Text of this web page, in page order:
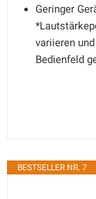
Geringer
variieren
Bedienfeld
BESTSELLER NR. 7